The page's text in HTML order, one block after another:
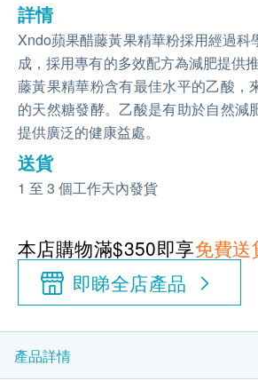
詳情
Xndo蘋果醋藤黃果精華粉採用經過科
成，採用專有的多效配方為減肥提供
藤黃果精華粉含有最佳水平的乙酸，
的天然糖發酵。乙酸是有助於自然減
提供廣泛的健康益處。
送貨
1 至 3 個工作天內發貨
本店購物滿$350即享免費送
即睇全店產品
產品詳情